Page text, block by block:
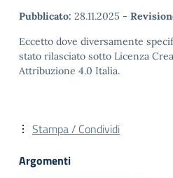
Pubblicato: 28.11.2025 -
Eccetto dove diversamente
stato rilasciato sotto Licenza
Attribuzione 4.0 Italia.
Stampa / Condividi
Argomenti